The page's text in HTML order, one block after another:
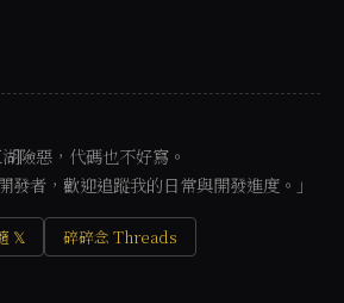
湖險惡，代碼也不好寫。
發者，歡迎追蹤我的日常與開發進度。」
𝕏 碎碎念 Threads